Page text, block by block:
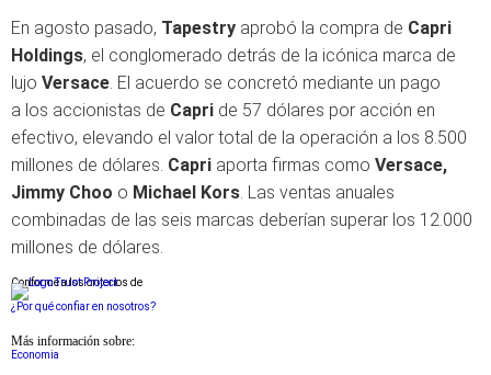
En agosto pasado, Tapestry aprobó la compra de Capri
Holdings, el conglomerado detrás de la icónica marca de
lujo Versace. El acuerdo se concretó mediante un pago
a los accionistas de Capri de 57 dólares por acción en
efectivo, elevando el valor total de la operación a los 8.500
millones de dólares. Capri aporta firmas como Versace,
Jimmy Choo o Michael Kors. Las ventas anuales
combinadas de las seis marcas deberían superar los 12.000
millones de dólares.
Conforme a los criterios de
¿Por qué confiar en nosotros?
Más información sobre:
Economia